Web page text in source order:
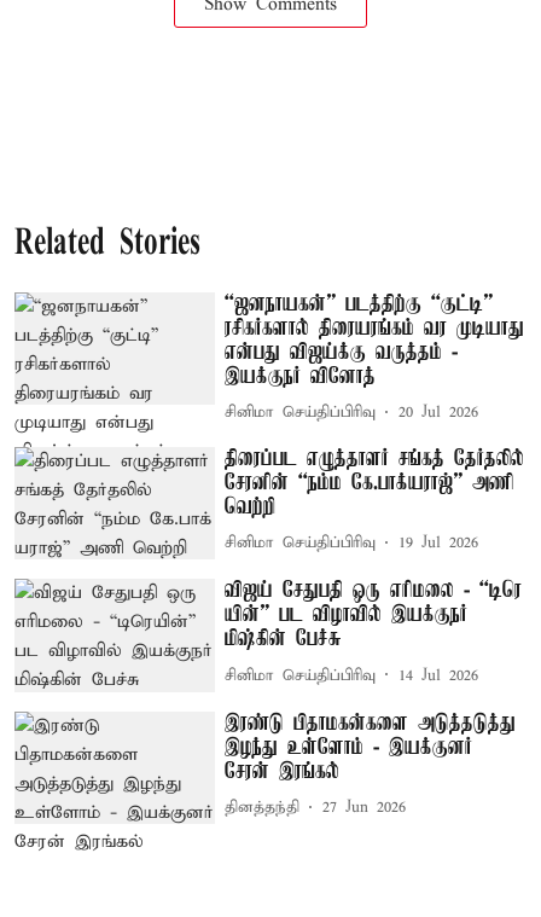
Related Stories
“ஜனநாயகன்” படத்திற்கு “குட்டி”
ரசிகர்களால் திரையரங்கம் வர முடியாது
என்பது விஜய்க்கு வருத்தம் -
இயக்குநர் வினோத்
சினிமா செய்திப்பிரிவு 20 Jul 2026
திரைப்பட எழுத்தாளர் சங்கத் தேர்தலில்
சேரனின் “நம்ம கே.பாக்​ய​ராஜ்” அணி​
வெற்றி
சினிமா செய்திப்பிரிவு 19 Jul 2026
விஜய் சேதுபதி ஒரு எரிமலை - “டிரெ​
யின்” பட விழாவில் இயக்குநர்
மிஷ்கின் பேச்சு
சினிமா செய்திப்பிரிவு 14 Jul 2026
இரண்டு பிதாமகன்களை அடுத்தடுத்து
இழந்து உள்ளோம் - இயக்குனர்
சேரன் இரங்கல்
தினத்தந்தி 27 Jun 2026